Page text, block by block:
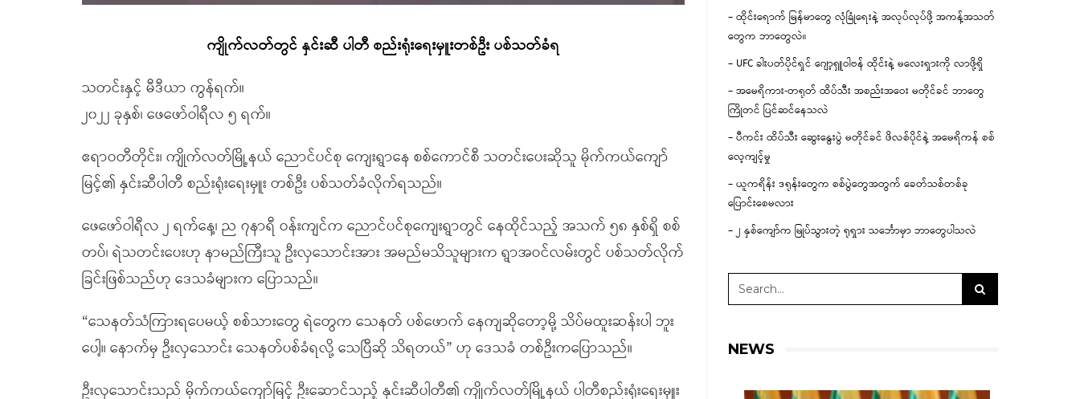
ကျိုက်လတ်တွင် နှင်းဆီ ပါတီ စည်းရုံးရေးမှူးတစ်ဦး ပစ်သတ်ခံရ
သတင်းနှင့် မီဒီယာ ကွန်ရက်။
၂၀၂၂ ခုနှစ်၊ ဖေဖော်ဝါရီလ ၅ ရက်။
ဧရာဝတီတိုင်း၊ ကျိုက်လတ်မြို့နယ် ညောင်ပင်စု ကျေးရွာနေ စစ်ကောင်စီ သတင်းပေးဆိုသူ မိုက်ကယ်ကျော်
မြင့်၏ နှင်းဆီပါတီ စည်းရုံးရေးမှူး တစ်ဦး ပစ်သတ်ခံလိုက်ရသည်။
ဖေဖော်ဝါရီလ ၂ ရက်နေ့၊ ည ၇နာရီ ဝန်းကျင်က ညောင်ပင်စုကျေးရွာတွင် နေထိုင်သည့် အသက် ၅၈ နှစ်ရှိ စစ်
တပ်၊ ရဲသတင်းပေးဟု နာမည်ကြီးသူ ဦးလှသောင်းအား အမည်မသိသူများက ရွာအဝင်လမ်းတွင် ပစ်သတ်လိုက်
ခြင်းဖြစ်သည်ဟု ဒေသခံများက ပြောသည်။
“သေနတ်သံကြားရပေမယ့် စစ်သားတွေ ရဲတွေက သေနတ် ပစ်ဖောက် နေကျဆိုတော့မို့ သိပ်မထူးဆန်းပါ ဘူး
ပေါ့။ နောက်မှ ဦးလှသောင်း သေနတ်ပစ်ခံရလို့ သေပြီဆို သိရတယ်” ဟု ဒေသခံ တစ်ဦးကပြောသည်။
ဦးလှသောင်းသည် မိုက်ကယ်ကျော်မြင့် ဦးဆောင်သည့် နှင်းဆီပါတီ၏ ကျိုက်လတ်မြို့နယ် ပါတီစည်းရုံးရေးမှူး
– ထိုင်းရောက် မြန်မာတွေ လုံခြုံရေးနဲ့ အလုပ်လုပ်ဖို့ အကန့်အသတ်
တွေက ဘာတွေလဲ။
– UFC ခါးပတ်ပိုင်ရှင် ဂျော့ရှူဝါဗန် ထိုင်းနဲ့ မလေးရှားကို လာဖို့ရှိ
– အမေရိကား-တရုတ် ထိပ်သီး အစည်းအဝေး မတိုင်ခင် ဘာတွေ
ကြိုတင် ပြင်ဆင်နေသလဲ
– ပီကင်း ထိပ်သီး ဆွေးနွေးပွဲ မတိုင်ခင် ဖိလစ်ပိုင်နဲ့ အမေရိကန် စစ်
လေ့ကျင့်မှု
– ယူကရိန်း ဒရုန်းတွေက စစ်ပွဲတွေအတွက် ခေတ်သစ်တစ်ခု
ပြောင်းစေမလား
– ၂ နှစ်ကျော်က မြုပ်သွားတဲ့ ရုရှား သင်္ဘောမှာ ဘာတွေပါသလဲ
NEWS